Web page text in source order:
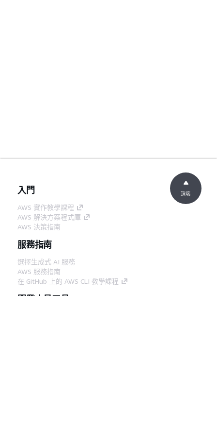
入門
AWS 實作教學課程
AWS 解決方案程式庫
AWS 決策指南
服務指南
選擇生成式 AI 服務
AWS 服務指南
在 GitHub 上的 AWS CLI 教學課程
開發人員工具
頂端